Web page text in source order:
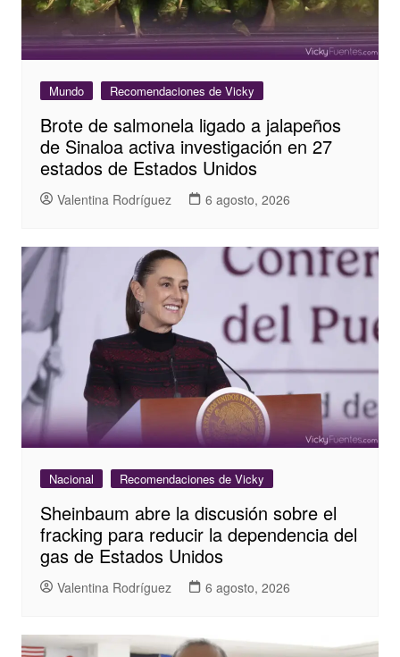
Mundo Recomendaciones de Vicky
Brote de salmonela ligado a jalapeños
de Sinaloa activa investigación en 27
estados de Estados Unidos
Valentina Rodríguez 6 agosto, 2026
Nacional Recomendaciones de Vicky
Sheinbaum abre la discusión sobre el
fracking para reducir la dependencia del
gas de Estados Unidos
Valentina Rodríguez 6 agosto, 2026